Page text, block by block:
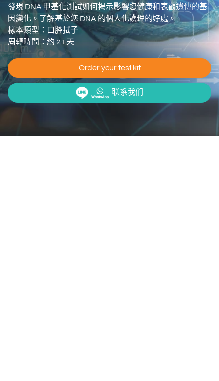
發現 DNA 甲基化測試如何揭示影響您健康和表觀遺傳的基
因變化。了解基於您 DNA 的個人化護理的好處。
樣本類型：口腔拭子
周轉時間：約 21 天
Order your test kit
联系我们